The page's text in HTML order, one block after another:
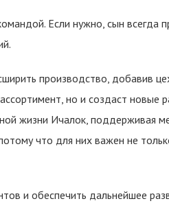
Если нужно, сын всегда
производство, добавив
но и создаст новые
жизни Ичалок, поддерживая
что для них важен не
и обеспечить дальнейшее